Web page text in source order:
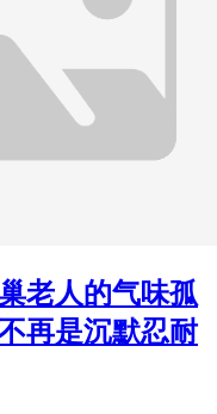
老人的气味孤
再是沉默忍耐